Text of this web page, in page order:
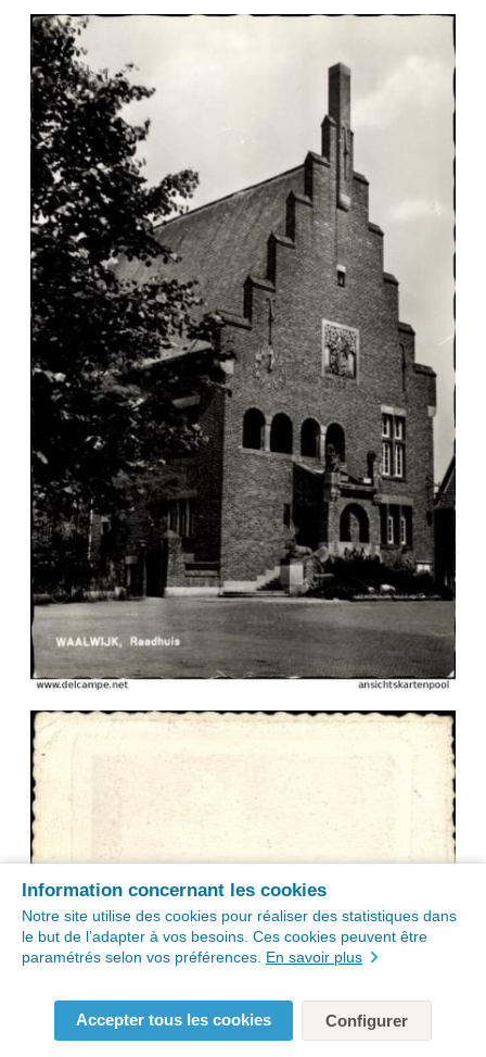
Information concernant les cookies
Notre site utilise des cookies pour réaliser des statistiques dans
le but de l’adapter à vos besoins. Ces cookies peuvent être
paramétrés selon vos préférences. En savoir plus
Accepter tous les cookies Configurer